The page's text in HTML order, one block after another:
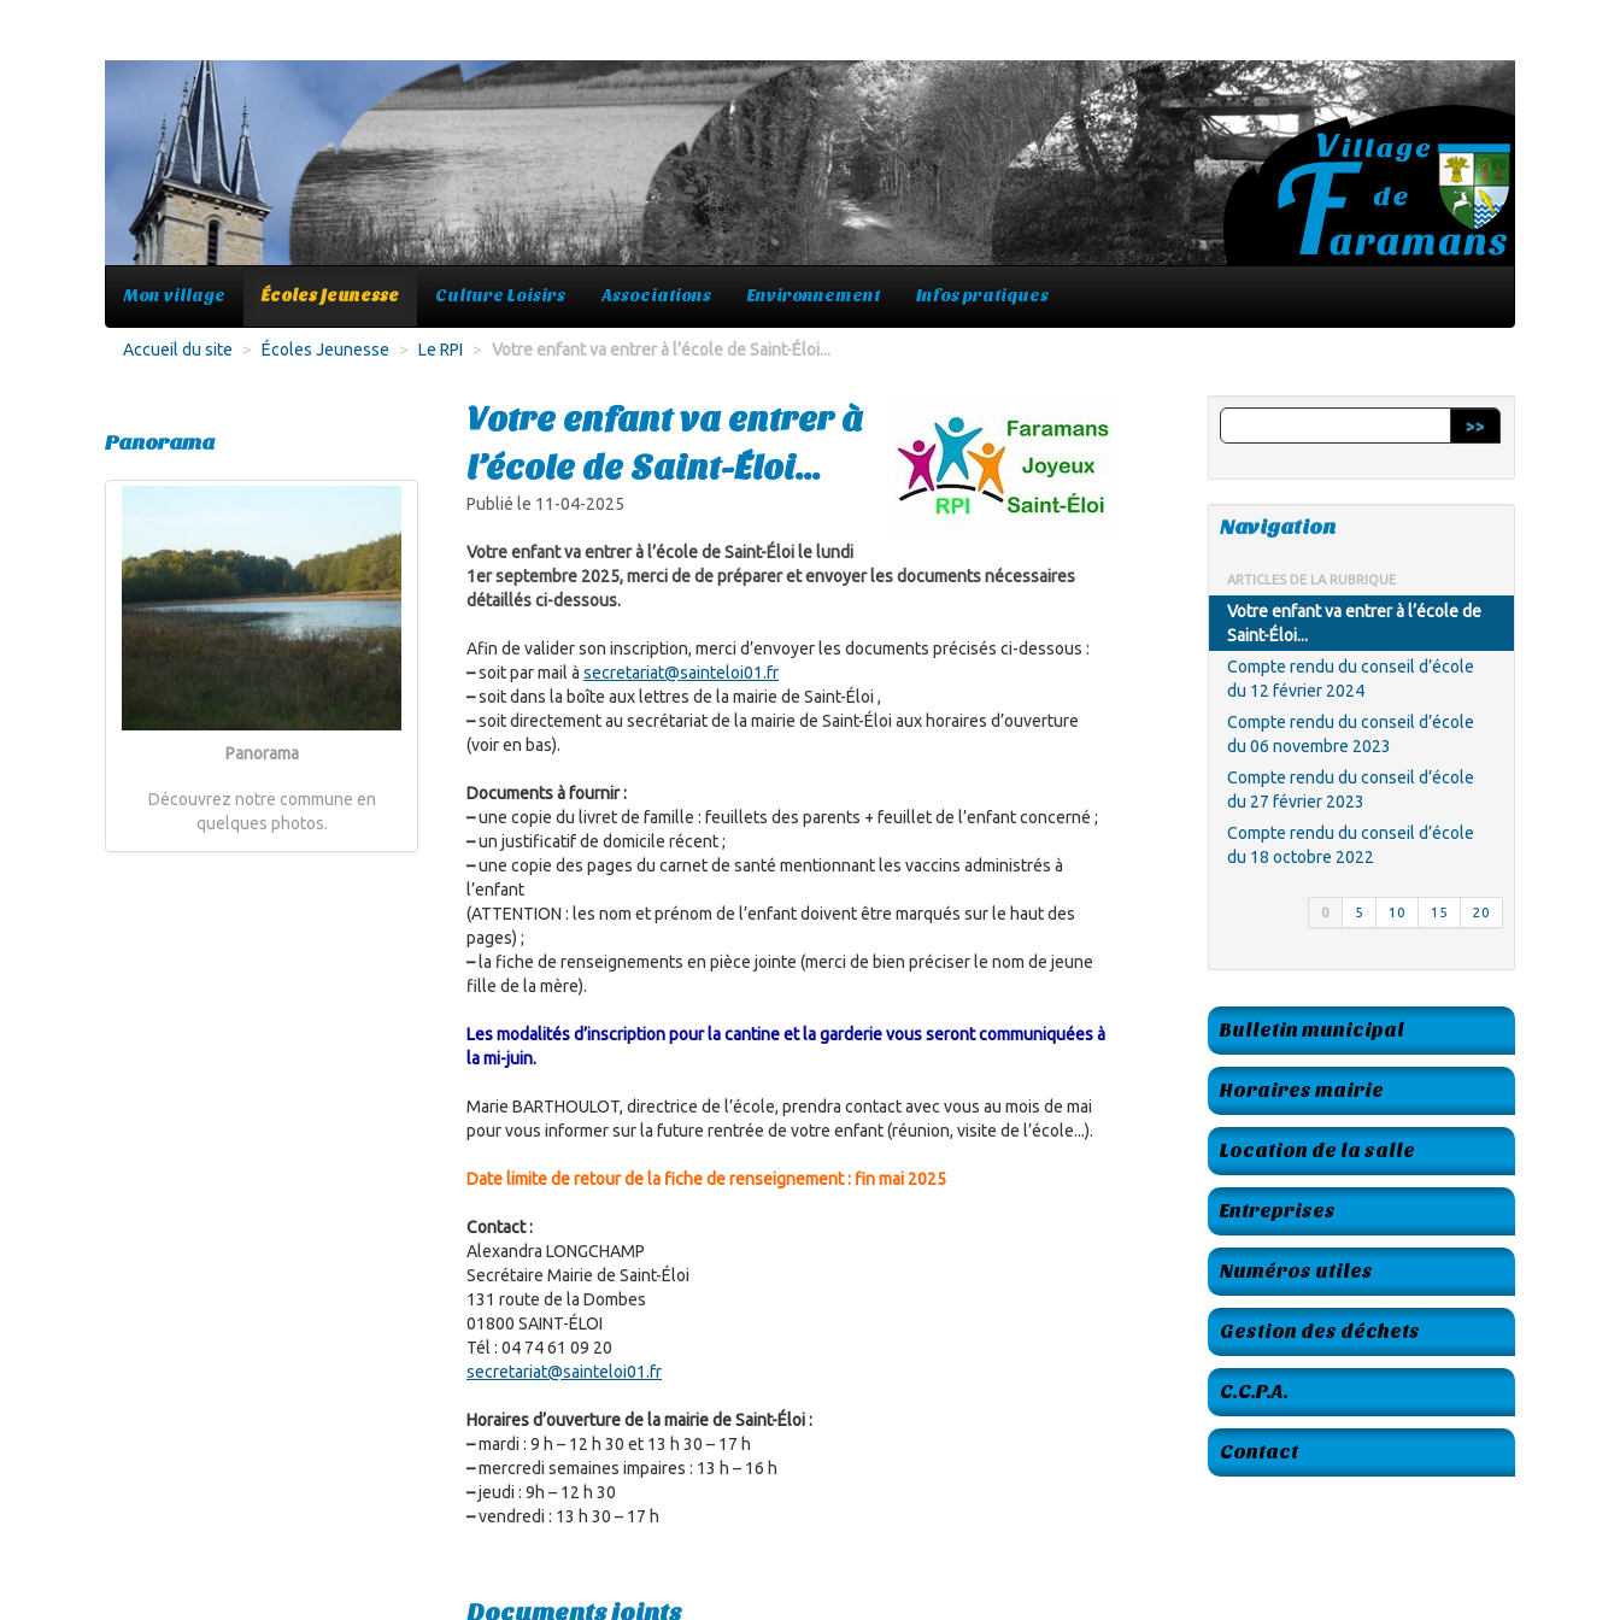
Mon village Écoles Jeunesse Culture Loisirs Associations Environnement Infos pratiques
Accueil du site > Écoles Jeunesse > Le RPI > Votre enfant va entrer à l’école de Saint-Éloi...
Votre enfant va entrer à
l’école de Saint-Éloi...
Publié le 11-04-2025
Votre enfant va entrer à l’école de Saint-Éloi le lundi
1er septembre 2025, merci de de préparer et envoyer les documents nécessaires
détaillés ci-dessous.
Afin de valider son inscription, merci d’envoyer les documents précisés ci-dessous :
–soit par mail à secretariat@sainteloi01.fr
–soit dans la boîte aux lettres de la mairie de Saint-Éloi ,
–soit directement au secrétariat de la mairie de Saint-Éloi aux horaires d’ouverture
(voir en bas).
Documents à fournir :
–une copie du livret de famille : feuillets des parents + feuillet de l’enfant concerné ;
–un justificatif de domicile récent ;
–une copie des pages du carnet de santé mentionnant les vaccins administrés à
l’enfant
(ATTENTION : les nom et prénom de l’enfant doivent être marqués sur le haut des
pages) ;
–la fiche de renseignements en pièce jointe (merci de bien préciser le nom de jeune
fille de la mère).
Les modalités d’inscription pour la cantine et la garderie vous seront communiquées à
la mi-juin.
Marie BARTHOULOT, directrice de l’école, prendra contact avec vous au mois de mai
pour vous informer sur la future rentrée de votre enfant (réunion, visite de l’école...).
Date limite de retour de la fiche de renseignement : fin mai 2025
Contact :
Alexandra LONGCHAMP
Secrétaire Mairie de Saint-Éloi
131 route de la Dombes
01800 SAINT-ÉLOI
Tél : 04 74 61 09 20
secretariat@sainteloi01.fr
Horaires d’ouverture de la mairie de Saint-Éloi :
–mardi : 9 h – 12 h 30 et 13 h 30 – 17 h
–mercredi semaines impaires : 13 h – 16 h
–jeudi : 9h – 12 h 30
–vendredi : 13 h 30 – 17 h
Documents joints
>>
Navigation
ARTICLES DE LA RUBRIQUE
Votre enfant va entrer à l’école de
Saint-Éloi...
Compte rendu du conseil d’école
du 12 février 2024
Compte rendu du conseil d’école
du 06 novembre 2023
Compte rendu du conseil d’école
du 27 février 2023
Compte rendu du conseil d’école
du 18 octobre 2022
0 5 10 15 20
Bulletin municipal
Horaires mairie
Location de la salle
Entreprises
Numéros utiles
Gestion des déchets
C.C.P.A.
Contact
Panorama
Panorama
Découvrez notre commune en
quelques photos.